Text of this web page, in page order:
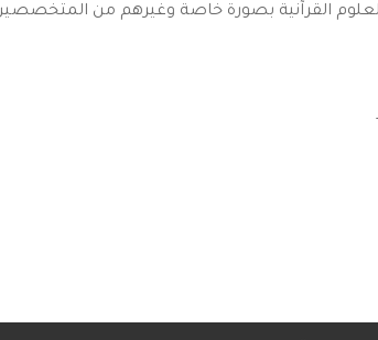
القرآنية بصورة خاصة وغيرهم من